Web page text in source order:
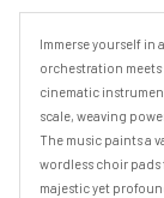
Immerse yourself in
orchestration meets
cinematic
scale, weaving
​The music paints a
wordless choir pads
majestic yet